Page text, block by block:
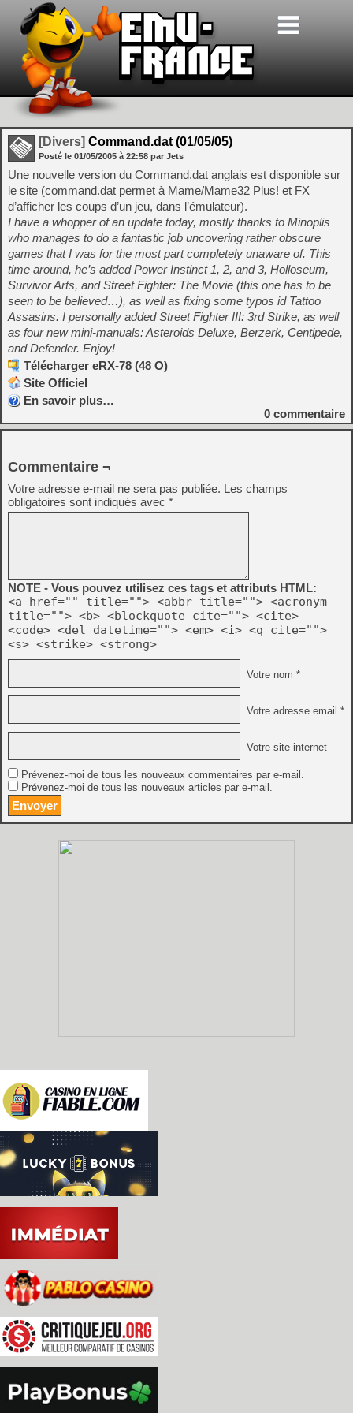
[Divers] Command.dat (01/05/05)
Posté le 01/05/2005 à 22:58 par Jets
Une nouvelle version du Command.dat anglais est disponible sur
le site (command.dat permet à Mame/Mame32 Plus! et FX
d’afficher les coups d’un jeu, dans l’émulateur).
I have a whopper of an update today, mostly thanks to Minoplis
who manages to do a fantastic job uncovering rather obscure
games that I was for the most part completely unaware of. This
time around, he’s added Power Instinct 1, 2, and 3, Holloseum,
Survivor Arts, and Street Fighter: The Movie (this one has to be
seen to be believed…), as well as fixing some typos id Tattoo
Assasins. I personally added Street Fighter III: 3rd Strike, as well
as four new mini-manuals: Asteroids Deluxe, Berzerk, Centipede,
and Defender. Enjoy!
Télécharger eRX-78 (48 O)
Site Officiel
En savoir plus…
0 commentaire
Commentaire ¬
Votre adresse e-mail ne sera pas publiée. Les champs
obligatoires sont indiqués avec *
NOTE - Vous pouvez utilisez ces tags et attributs HTML:
<a href="" title=""> <abbr title=""> <acronym
title=""> <b> <blockquote cite=""> <cite>
<code> <del datetime=""> <em> <i> <q cite="">
<s> <strike> <strong>
Votre nom *
Votre adresse email *
Votre site internet
Prévenez-moi de tous les nouveaux commentaires par e-mail.
Prévenez-moi de tous les nouveaux articles par e-mail.